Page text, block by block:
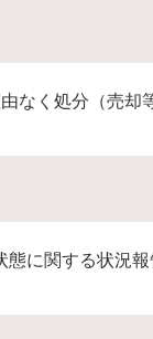
なく処分（売却
に関する状況報